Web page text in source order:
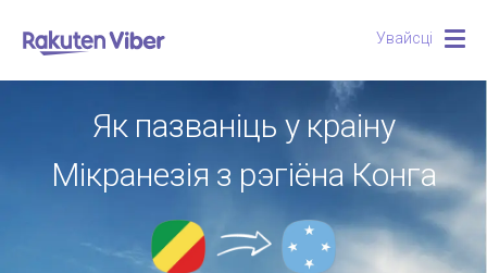
Увайсці
Як пазваніць у краіну
Мікранезія з рэгіёна Конга